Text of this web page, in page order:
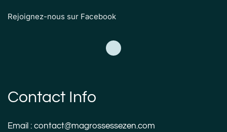
Rejoignez-nous sur Facebook
Contact Info
Email : contact@magrossessezen.com